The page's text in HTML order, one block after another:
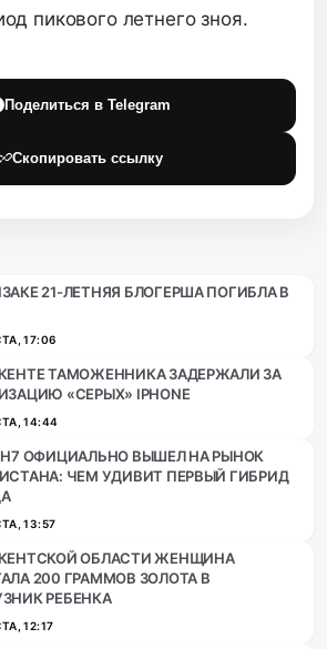
пикового летнего зноя.
Поделиться в Telegram
Скопировать ссылку
21-ЛЕТНЯЯ БЛОГЕРША ПОГИБЛА В
17:06
ТАМОЖЕННИКА ЗАДЕРЖАЛИ ЗА
«СЕРЫХ» IPHONE
14:44
H7 ОФИЦИАЛЬНО ВЫШЕЛ НА РЫНОК
ЧЕМ УДИВИТ ПЕРВЫЙ ГИБРИД
13:57
ОБЛАСТИ ЖЕНЩИНА
200 ГРАММОВ ЗОЛОТА В
РЕБЕНКА
12:17